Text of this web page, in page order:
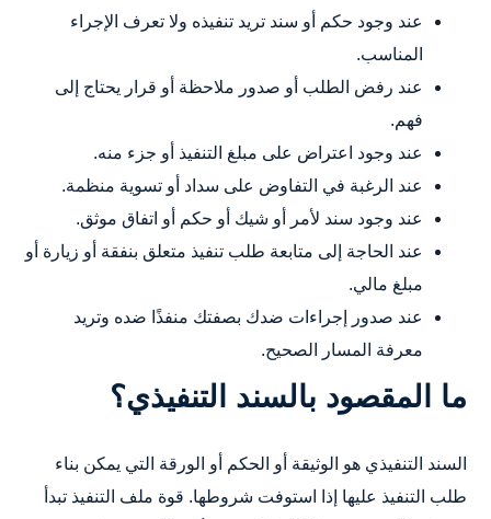
عند وجود حكم أو سند تريد تنفيذه ولا تعرف الإجراء
المناسب.
عند رفض الطلب أو صدور ملاحظة أو قرار يحتاج إلى
فهم.
عند وجود اعتراض على مبلغ التنفيذ أو جزء منه.
عند الرغبة في التفاوض على سداد أو تسوية منظمة.
عند وجود سند لأمر أو شيك أو حكم أو اتفاق موثق.
عند الحاجة إلى متابعة طلب تنفيذ متعلق بنفقة أو زيارة أو
مبلغ مالي.
عند صدور إجراءات ضدك بصفتك منفذًا ضده وتريد
معرفة المسار الصحيح.
ما المقصود بالسند التنفيذي؟
السند التنفيذي هو الوثيقة أو الحكم أو الورقة التي يمكن بناء
طلب التنفيذ عليها إذا استوفت شروطها. قوة ملف التنفيذ تبدأ